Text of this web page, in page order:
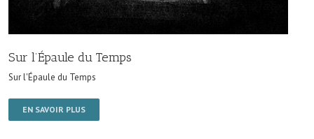
Sur l’Épaule du Temps
Sur l'Épaule du Temps
EN SAVOIR PLUS